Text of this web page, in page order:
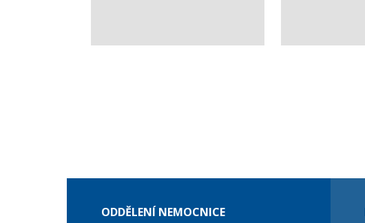
ODDĚLENÍ NEMOCNICE